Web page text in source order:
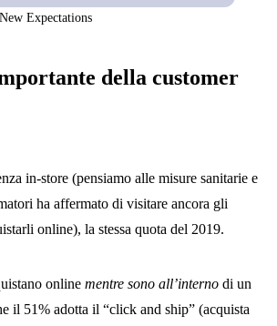
Expectations
della customer
in-store (pensiamo alle misure sanitarie e
ha affermato di visitare ancora gli
online), la stessa quota del 2019.
online mentre sono all’internodi un
il 51% adotta il “click and ship” (acquista